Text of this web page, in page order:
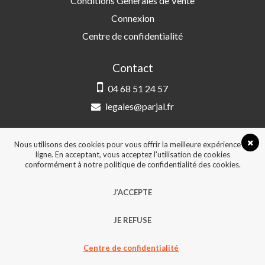
Connexion
Centre de confidentialité
Contact
04 68 51 24 57
legales@parjal.fr
3 Rue Saint-Amand, 66000 Perpignan
© 2026, Tous droits réservés - Design &
Nous utilisons des cookies pour vous offrir la meilleure expérience en
ligne. En acceptant, vous acceptez l'utilisation de cookies
conformément à notre politique de confidentialité des cookies.
J’ACCEPTE
JE REFUSE
Centre de confidentialité